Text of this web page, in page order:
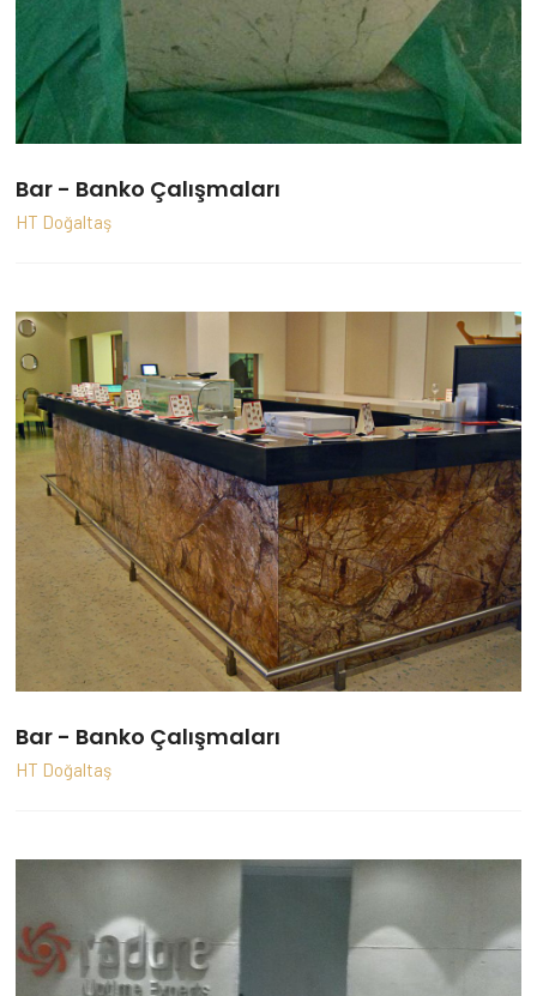
Bar - Banko Çalışmaları
HT Doğaltaş
Bar - Banko Çalışmaları
HT Doğaltaş